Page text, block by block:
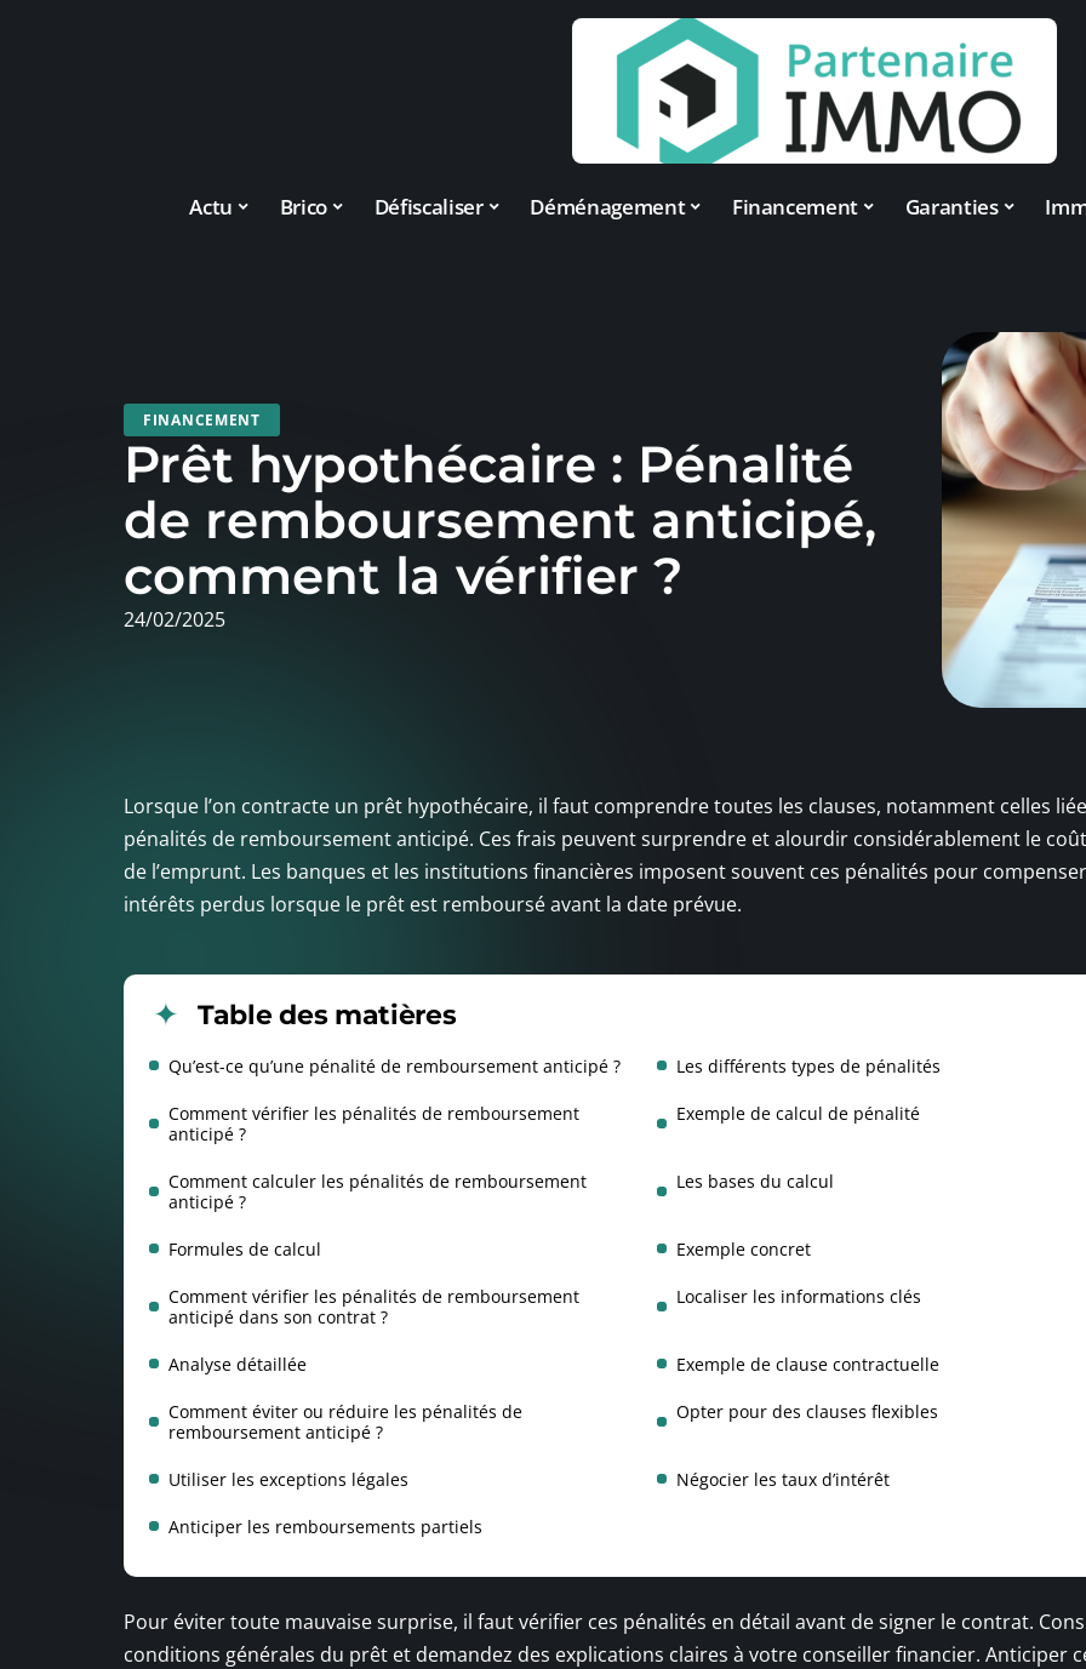
Actu Brico Défiscaliser Déménagement Financement Garanties
FINANCEMENT
Prêt hypothécaire : Pénalité
de remboursement anticipé,
comment la vérifier ?
24/02/2025
Lorsque l’on contracte un prêt hypothécaire, il faut comprendre toutes les clauses, notamment celles
pénalités de remboursement anticipé. Ces frais peuvent surprendre et alourdir considérablement le
de l’emprunt. Les banques et les institutions financières imposent souvent ces pénalités pour
intérêts perdus lorsque le prêt est remboursé avant la date prévue.
Table des matières
Qu’est-ce qu’une pénalité de remboursement anticipé ? Les différents types de pénalités
Comment vérifier les pénalités de remboursement
anticipé ?
Exemple de calcul de pénalité
Comment calculer les pénalités de remboursement
anticipé ?
Les bases du calcul
Formules de calcul Exemple concret
Comment vérifier les pénalités de remboursement
anticipé dans son contrat ?
Localiser les informations clés
Analyse détaillée Exemple de clause contractuelle
Comment éviter ou réduire les pénalités de
remboursement anticipé ?
Opter pour des clauses flexibles
Utiliser les exceptions légales Négocier les taux d’intérêt
Anticiper les remboursements partiels
Pour éviter toute mauvaise surprise, il faut vérifier ces pénalités en détail avant de signer le contrat.
conditions générales du prêt et demandez des explications claires à votre conseiller financier. Anticiper